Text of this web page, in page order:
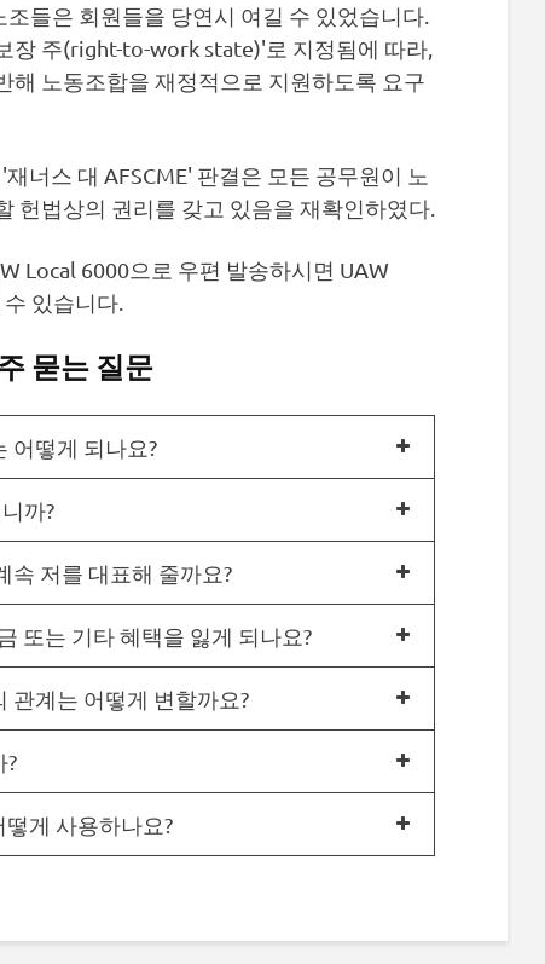
들은 회원들을 당연시 여길 수 있었습니다.
장 주(right-to-work state)'로 지정됨에 따라,
해 노동조합을 재정적으로 지원하도록 요구
너스 대 AFSCME' 판결은 모든 공무원이 노
헌법상의 권리를 갖고 있음을 재확인하였다.
Local 6000으로 우편 발송하시면 UAW
있습니다.
묻는 질문
어떻게 되나요?
까?
속 저를 대표해 줄까요?
또는 기타 혜택을 잃게 되나요?
관계는 어떻게 변할까요?
?
게 사용하나요?